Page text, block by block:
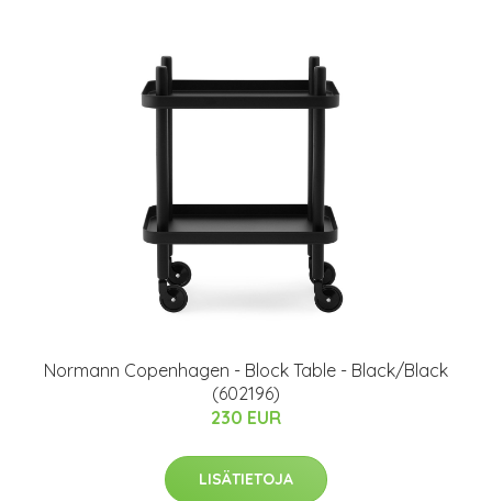
Normann Copenhagen - Block Table - Black/Black
(602196)
230 EUR
LISÄTIETOJA